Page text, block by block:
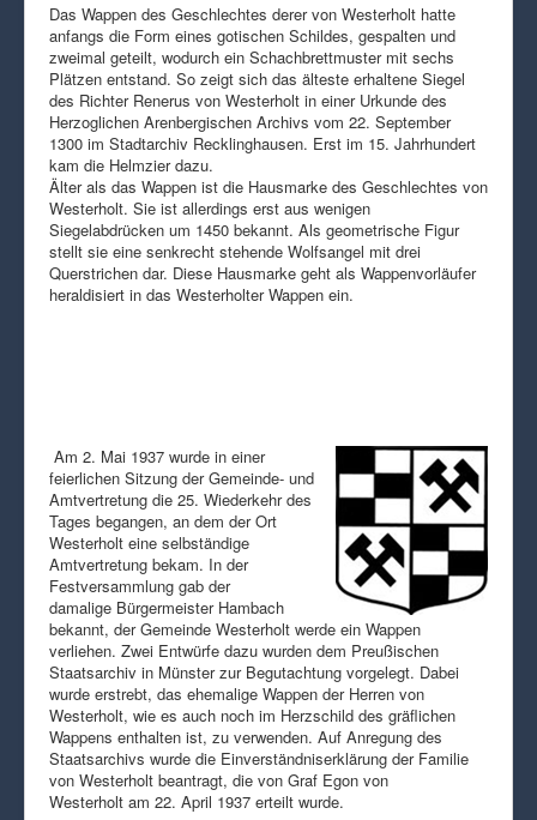
Das Wappen des Geschlechtes derer von Westerholt hatte
anfangs die Form eines gotischen Schildes, gespalten und
zweimal geteilt, wodurch ein Schachbrettmuster mit sechs
Plätzen entstand. So zeigt sich das älteste erhaltene Siegel
des Richter Renerus von Westerholt in einer Urkunde des
Herzoglichen Arenbergischen Archivs vom 22. September
1300 im Stadtarchiv Recklinghausen. Erst im 15. Jahrhundert
kam die Helmzier dazu.
Älter als das Wappen ist die Hausmarke des Geschlechtes von
Westerholt. Sie ist allerdings erst aus wenigen
Siegelabdrücken um 1450 bekannt. Als geometrische Figur
stellt sie eine senkrecht stehende Wolfsangel mit drei
Querstrichen dar. Diese Hausmarke geht als Wappenvorläufer
heraldisiert in das Westerholter Wappen ein.
Am 2. Mai 1937 wurde in einer
feierlichen Sitzung der Gemeinde- und
Amtvertretung die 25. Wiederkehr des
Tages begangen, an dem der Ort
Westerholt eine selbständige
Amtvertretung bekam. In der
Festversammlung gab der
damalige Bürgermeister Hambach
bekannt, der Gemeinde Westerholt werde ein Wappen
verliehen. Zwei Entwürfe dazu wurden dem Preußischen
Staatsarchiv in Münster zur Begutachtung vorgelegt. Dabei
wurde erstrebt, das ehemalige Wappen der Herren von
Westerholt, wie es auch noch im Herzschild des gräflichen
Wappens enthalten ist, zu verwenden. Auf Anregung des
Staatsarchivs wurde die Einverständniserklärung der Familie
von Westerholt beantragt, die von Graf Egon von
Westerholt am 22. April 1937 erteilt wurde.